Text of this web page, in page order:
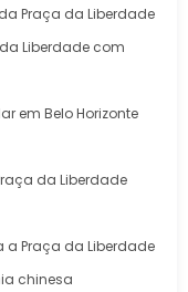
Praça da Liberdade
Liberdade com
em Belo Horizonte
da Liberdade
a Praça da Liberdade
chinesa